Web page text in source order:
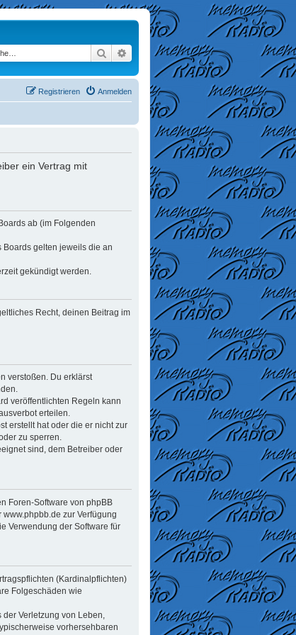
Suche Erweiterte Suche
Anmelden
Registrieren
ein Vertrag mit
ab (im Folgenden
Boards gelten jeweils die an
gekündigt werden.
Recht, deinen Beitrag im
verstoßen. Du erklärst
veröffentlichten Regeln kann
erteilen.
erstellt hat oder die er nicht zur
zu sperren.
sind, dem Betreiber oder
Foren-Software von phpBB
zur Verfügung
Verwendung der Software für
(Kardinalpflichten)
Folgeschäden wie
Verletzung von Leben,
vorhersehbaren